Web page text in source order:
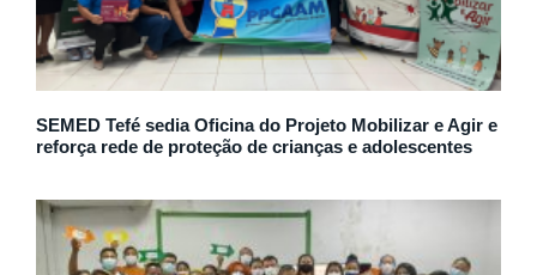
SEMED Tefé sedia Oficina do Projeto Mobilizar e Agir e
reforça rede de proteção de crianças e adolescentes